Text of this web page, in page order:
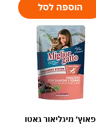
‏
₪
ל
-
1
0
0
ג
ר
ם
הוספה לסל
פאוץ׳ מיגליאור גאטו